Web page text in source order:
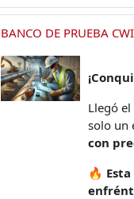
BANCO DE PRUEBA
Llegó
solo un
con
🔥